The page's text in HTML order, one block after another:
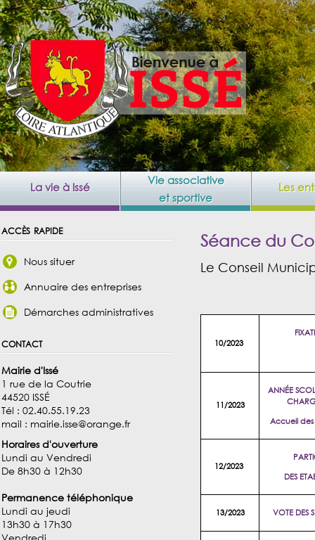
La vie à Issé
Vie associative
et sportive
Les
accès rapide
Nous situer
Annuaire des entreprises
Démarches administratives
contact
Mairie d'Issé
1 rue de la Coutrie
44520 ISSÉ
Tél : 02.40.55.19.23
mail : mairie.isse@orange.fr
Horaires d'ouverture
Lundi au Vendredi
De 8h30 à 12h30
Permanence téléphonique
Lundi au jeudi
13h30 à 17h30
Séance du
Le Conseil
10/2023
11/2023
ANNÉE
Accueil
12/2023
DES
13/2023 VOTE DES